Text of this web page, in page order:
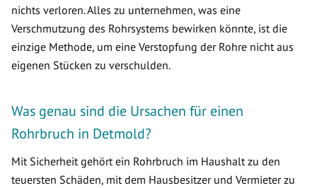
nichts verloren. Alles zu unternehmen, was eine
Verschmutzung des Rohrsystems bewirken könnte, ist die
einzige Methode, um eine Verstopfung der Rohre nicht aus
eigenen Stücken zu verschulden.
Was genau sind die Ursachen für einen
Rohrbruch in Detmold?
Mit Sicherheit gehört ein Rohrbruch im Haushalt zu den
teuersten Schäden, mit dem Hausbesitzer und Vermieter zu